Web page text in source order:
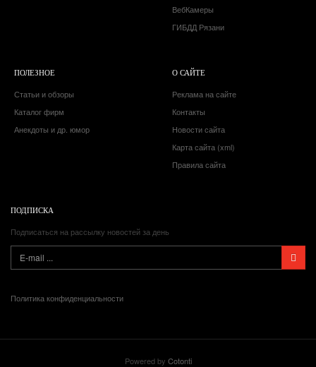
ВебКамеры
ГИБДД Рязани
ПОЛЕЗНОЕ
Статьи и обзоры
Каталог фирм
Анекдоты и др. юмор
О САЙТЕ
Реклама на сайте
Контакты
Новости сайта
Карта сайта (xml)
Правила сайта
ПОДПИСКА
Подписаться на рассылку новостей за день
Политика конфиденциальности
Powered by Cotonti